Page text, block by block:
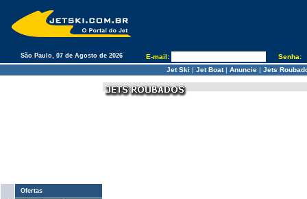
São Paulo, 07 de Agosto de 2026 E-mail:
Senha:
Jet Ski | Jet Boat| Anuncie| Jets
Ofertas